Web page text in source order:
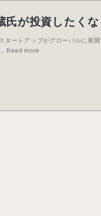
氏が投資したく
ートアップがグローバルに
Read more